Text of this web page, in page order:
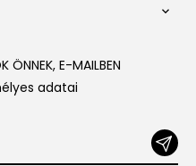

ÖNNEK, E-MAILBEN
adatai